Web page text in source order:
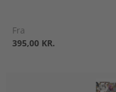
Fra
395,00 KR.